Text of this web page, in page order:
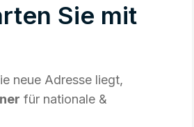
Sie mit
neue Adresse liegt,
für nationale &